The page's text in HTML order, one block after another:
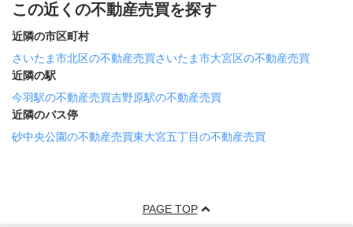
この近くの不動産売買を探す
近隣の市区町村
さいたま市北区の不動産売買さいたま市大宮区の不動産売買
近隣の駅
今羽駅の不動産売買吉野原駅の不動産売買
近隣のバス停
砂中央公園の不動産売買東大宮五丁目の不動産売買
PAGE TOP